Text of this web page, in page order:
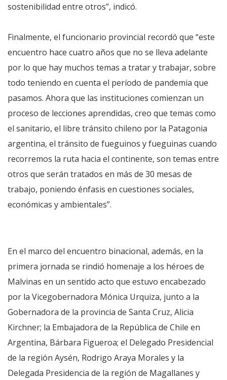
sostenibilidad entre otros”, indicó.
Finalmente, el funcionario provincial recordó que “este
encuentro hace cuatro años que no se lleva adelante
por lo que hay muchos temas a tratar y trabajar, sobre
todo teniendo en cuenta el período de pandemia que
pasamos. Ahora que las instituciones comienzan un
proceso de lecciones aprendidas, creo que temas como
el sanitario, el libre tránsito chileno por la Patagonia
argentina, el tránsito de fueguinos y fueguinas cuando
recorremos la ruta hacia el continente, son temas entre
otros que serán tratados en más de 30 mesas de
trabajo, poniendo énfasis en cuestiones sociales,
económicas y ambientales”.
En el marco del encuentro binacional, además, en la
primera jornada se rindió homenaje a los héroes de
Malvinas en un sentido acto que estuvo encabezado
por la Vicegobernadora Mónica Urquiza, junto a la
Gobernadora de la provincia de Santa Cruz, Alicia
Kirchner; la Embajadora de la República de Chile en
Argentina, Bárbara Figueroa; el Delegado Presidencial
de la región Aysén, Rodrigo Araya Morales y la
Delegada Presidencia de la región de Magallanes y